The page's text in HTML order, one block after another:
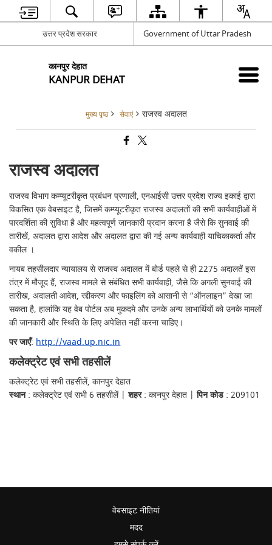
उत्तर प्रदेश सरकार Government of Uttar Pradesh
कानपुर देहात
KANPUR DEHAT
मुख्य पृष्ठ सेवाएं राजस्व अदालत
राजस्व अदालत
राजस्व विभाग कम्प्यूटरीकृत प्रबंधन प्रणाली, एनआईसी उत्तर प्रदेश राज्य इकाई द्वारा
विकसित एक वेबसाइट है, जिसमें कम्प्यूटरीकृत राजस्व अदालतों की सभी कार्यवाहीओं में
पारदर्शिता की सुविधा है और महत्वपूर्ण जानकारी प्रदान करना है जैसे कि सुनवाई की
तारीखें, अदालत द्वारा आदेश और अदालत द्वारा की गई अन्य कार्यवाही याचिकाकर्ता और
वकील ।
नायब तहसीलदार न्यायालय से राजस्व अदालत में बोर्ड पहले से ही 2275 अदालतें इस
तंत्र में मौजूद हैं, राजस्व मामले से संबंधित सभी कार्यवाही, जैसे कि अगली सुनवाई की
तारीख, अदालती आदेश, रद्दीकरण और फाइलिंग को आसानी से “ऑनलाइन” देखा जा
सकता है, हालांकि यह वेब पोर्टल अब मुकदमे और उनके अन्य लाभार्थियों को उनके मामलों
की जानकारी और स्थिति के लिए अपेक्षित नहीं करना चाहिए।
पर जाएँ: http://vaad.up.nic.in
कलेक्ट्रेट एवं सभी तहसीलें
कलेक्ट्रेट एवं सभी तहसीलें, कानपुर देहात
स्थान: कलेक्ट्रेट एवं सभी 6 तहसीलें |शहर: कानपुर देहात |पिन कोड: 209101
वेबसाइट नीतियां
मदद